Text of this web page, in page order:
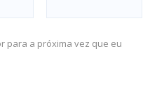
para a próxima vez que eu